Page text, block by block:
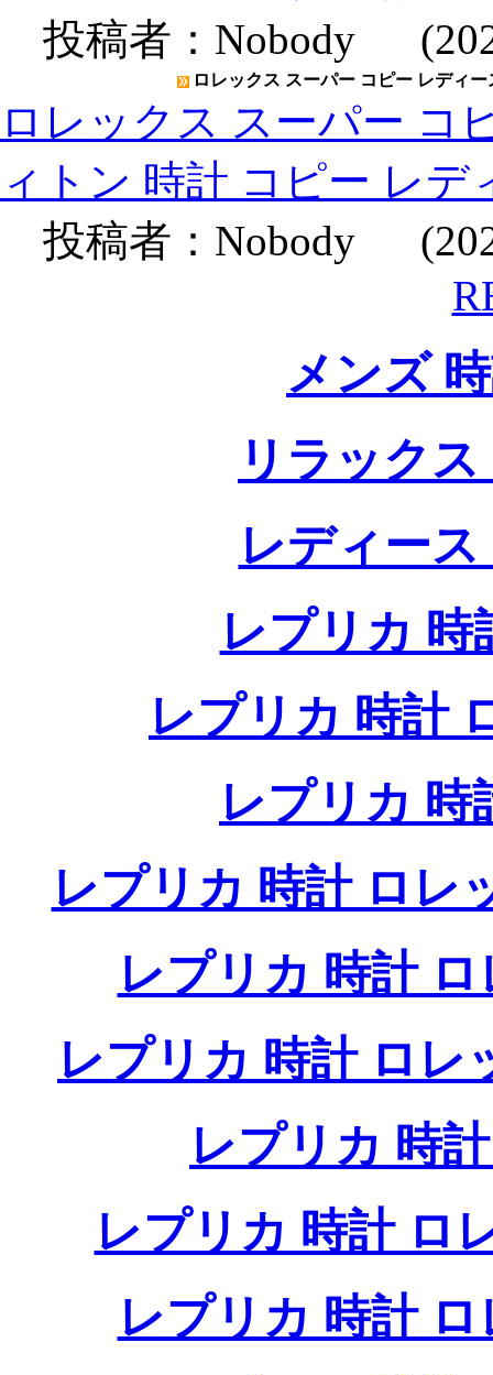
投稿者： Nobody
ロレックス スーパー コピー レディ
ロレックス スーパー コ
ィトン 時計 コピー レデ
投稿者： Nobody
メンズ
リラック
レディー
レプリカ 時
レプリカ 時計
レプリカ 時
レプリカ 時計 ロレ
レプリカ 時計
レプリカ 時計 ロレ
レプリカ 時
レプリカ 時計 ロ
レプリカ 時計